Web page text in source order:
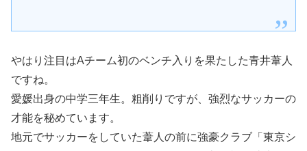
やはり注目はAチーム初のベンチ入りを果たした青井葦人
ですね。
愛媛出身の中学三年生。粗削りですが、強烈なサッカーの
才能を秘めています。
地元でサッカーをしていた葦人の前に強豪クラブ「東京シ